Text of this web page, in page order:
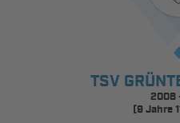
TSV
2008
(9 Jahre